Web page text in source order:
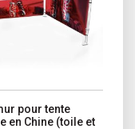
pour tente
en Chine (toile et